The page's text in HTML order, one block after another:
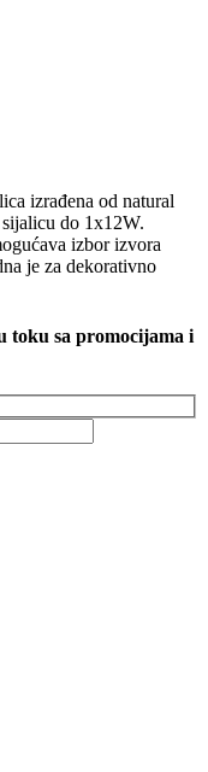
izrađena od natural
do 1x12W.
izbor izvora
je za dekorativno
toku sa promocijama i